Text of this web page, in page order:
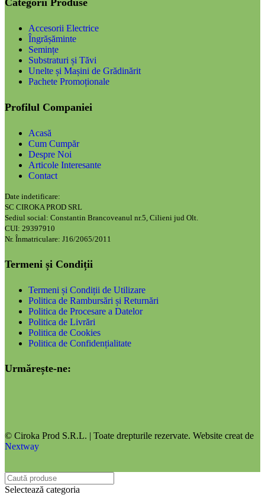
Accesorii Electrice
Îngrășăminte
Semințe
Substraturi și Tăvi
Unelte și Mașini de Grădinărit
Pachete Promoționale
Profilul Companiei
Acasă
Cum Cumpăr
Despre Noi
Articole Interesante
Contact
Date indetificare:
SC CIROKA PROD SRL
Sediul social: Constantin Brancoveanul nr.5, Cilieni jud Olt.
CUI: 29397910
Nr. Înmatriculare: J16/2065/2011
Termeni și Condiții
Termeni și Condiții de Utilizare
Politica de Rambursări și Returnări
Politica de Procesare a Datelor
Politica de Livrări
Politica de Cookies
Politica de Confidențialitate
Urmărește-ne:
© Ciroka Prod S.R.L. | Toate drepturile rezervate. Website creat de
Nextway
Selectează categoria